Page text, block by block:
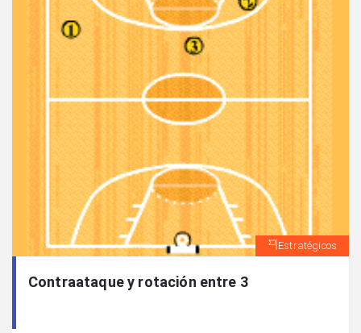
Estratégicos
Contraataque y rotación entre 3